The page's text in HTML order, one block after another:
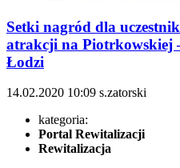
Setki nagród dla
atrakcji na Piotrkowskiej
Łodzi
14.02.2020 10:09 s.zatorski
kategoria:
Portal Rewitalizacji
Rewitalizacja